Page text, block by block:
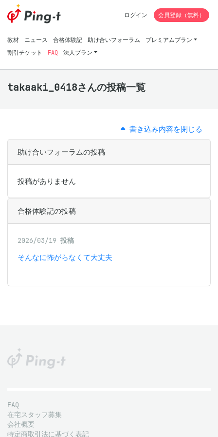
教材 ニュース 合格体験記 助け合いフォーラム
プレミアムプラン
割引チケット
FAQ 法人プラン
ログイン 会員登録（無料）
takaaki_0418さんの投稿一覧
書き込み内容を閉じる
助け合いフォーラムの投稿
投稿がありません
合格体験記の投稿
2026/03/19 投稿
そんなに怖がらなくて大丈夫
FAQ
在宅スタッフ募集
会社概要
特定商取引法に基づく表記